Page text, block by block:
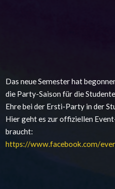
Das neue Semester hat
die Party-Saison für die
Ehre bei der Ersti-Party in der
Hier geht es zur offiziellen
braucht:
https://www.facebook.com/